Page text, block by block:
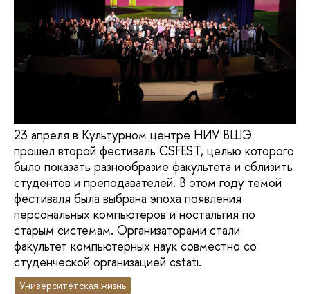
23 апреля в Культурном центре НИУ ВШЭ
прошел второй фестиваль CSFEST, целью которого
было показать разнообразие факультета и сблизить
студентов и преподавателей. В этом году темой
фестиваля была выбрана эпоха появления
персональных компьютеров и ностальгия по
старым системам. Организаторами стали
факультет компьютерных наук совместно со
студенческой организацией cstati.
Университетская жизнь